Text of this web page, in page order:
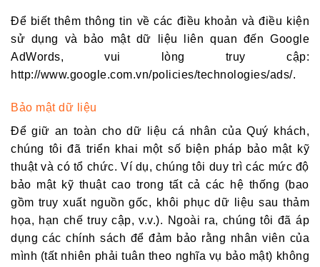
Để biết thêm thông tin về các điều khoản và điều kiện
sử dụng và bảo mật dữ liệu liên quan đến Google
AdWords, vui lòng truy cập:
http://www.google.com.vn/policies/technologies/ads/.
Bảo mật dữ liệu
Để giữ an toàn cho dữ liệu cá nhân của Quý khách,
chúng tôi đã triển khai một số biện pháp bảo mật kỹ
thuật và có tổ chức. Ví dụ, chúng tôi duy trì các mức độ
bảo mật kỹ thuật cao trong tất cả các hệ thống (bao
gồm truy xuất nguồn gốc, khôi phục dữ liệu sau thảm
họa, hạn chế truy cập, v.v.). Ngoài ra, chúng tôi đã áp
dụng các chính sách để đảm bảo rằng nhân viên của
mình (tất nhiên phải tuân theo nghĩa vụ bảo mật) không